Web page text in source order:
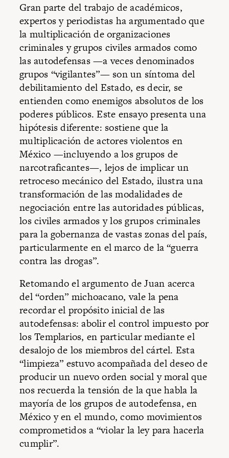
Gran parte del trabajo de académicos,
expertos y periodistas ha argumentado que
la multiplicación de organizaciones
criminales y grupos civiles armados como
las autodefensas —a veces denominados
grupos “vigilantes”— son un síntoma del
debilitamiento del Estado, es decir, se
entienden como enemigos absolutos de los
poderes públicos. Este ensayo presenta una
hipótesis diferente: sostiene que la
multiplicación de actores violentos en
México —incluyendo a los grupos de
narcotraficantes—, lejos de implicar un
retroceso mecánico del Estado, ilustra una
transformación de las modalidades de
negociación entre las autoridades públicas,
los civiles armados y los grupos criminales
para la gobernanza de vastas zonas del país,
particularmente en el marco de la “guerra
contra las drogas”.
Retomando el argumento de Juan acerca
del “orden” michoacano, vale la pena
recordar el propósito inicial de las
autodefensas: abolir el control impuesto por
los Templarios, en particular mediante el
desalojo de los miembros del cártel. Esta
“limpieza” estuvo acompañada del deseo de
producir un nuevo orden social y moral que
nos recuerda la tensión de la que habla la
mayoría de los grupos de autodefensa, en
México y en el mundo, como movimientos
comprometidos a “violar la ley para hacerla
cumplir”.